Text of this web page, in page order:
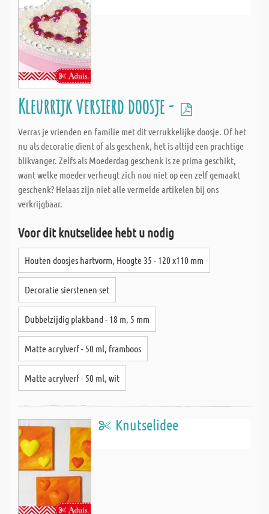
Kleurrijk versierd doosje -
Verras je vrienden en familie met dit verrukkelijke doosje. Of het
nu als decoratie dient of als geschenk, het is altijd een prachtige
blikvanger. Zelfs als Moederdag geschenk is ze prima geschikt,
want welke moeder verheugt zich nou niet op een zelf gemaakt
geschenk? Helaas zijn niet alle vermelde artikelen bij ons
verkrijgbaar.
Voor dit knutselidee hebt u nodig
Houten doosjes hartvorm, Hoogte 35 - 120 x110 mm
Decoratie sierstenen set
Dubbelzijdig plakband - 18 m, 5 mm
Matte acrylverf - 50 ml, framboos
Matte acrylverf - 50 ml, wit
Knutselidee